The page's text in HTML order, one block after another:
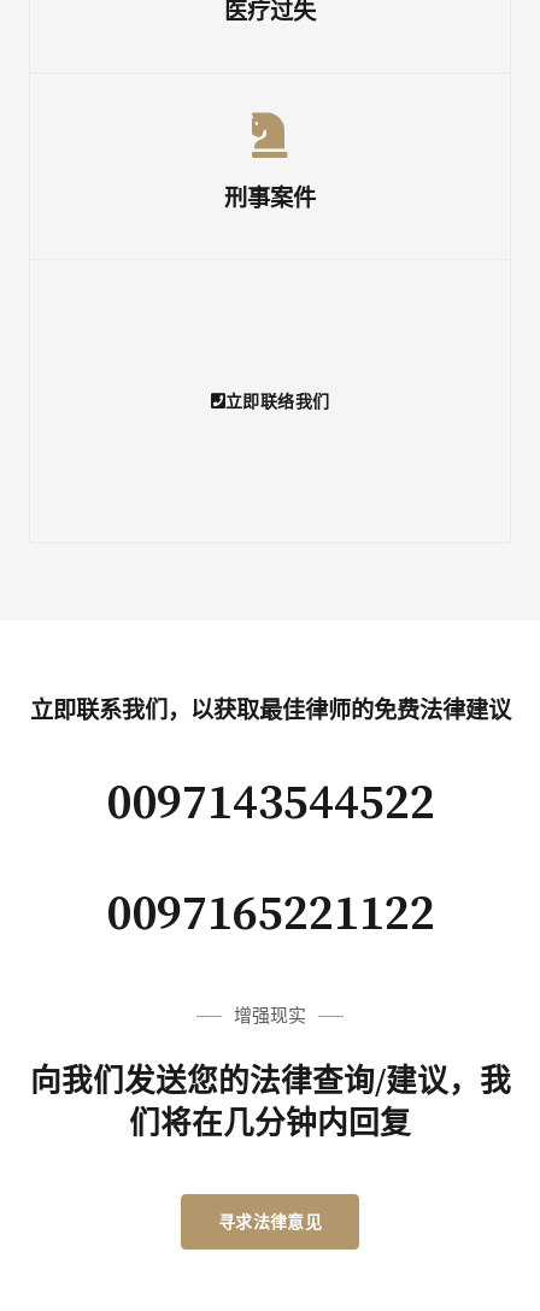
医疗过失
刑事案件
立即联络我们
立即联系我们，以获取最佳律师的免费法律建议
0097143544522
0097165221122
增强现实
向我们发送您的法律查询/建议，我
们将在几分钟内回复
寻求法律意见